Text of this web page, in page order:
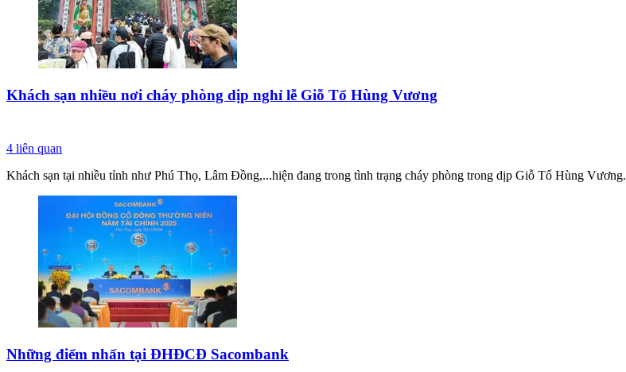
Khách sạn nhiều nơi cháy phòng dịp nghỉ lễ Giỗ Tổ Hùng Vương
4 liên quan
Khách sạn tại nhiều tỉnh như Phú Thọ, Lâm Đồng,...hiện đang trong tình trạng cháy phòng trong dịp Giỗ Tổ Hùng Vương.
Những điểm nhấn tại ĐHĐCĐ Sacombank